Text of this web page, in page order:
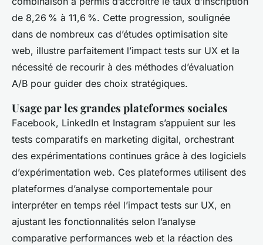
de 8,26 % à 11,6 %. Cette progression, soulignée
dans de nombreux cas d’études optimisation site
web, illustre parfaitement l’impact tests sur UX et la
nécessité de recourir à des méthodes d’évaluation
A/B pour guider des choix stratégiques.
Usage par les grandes plateformes sociales
Facebook, LinkedIn et Instagram s’appuient sur les
tests comparatifs en marketing digital, orchestrant
des expérimentations continues grâce à des logiciels
d’expérimentation web. Ces plateformes utilisent des
plateformes d’analyse comportementale pour
interpréter en temps réel l’impact tests sur UX, en
ajustant les fonctionnalités selon l’analyse
comparative performances web et la réaction des